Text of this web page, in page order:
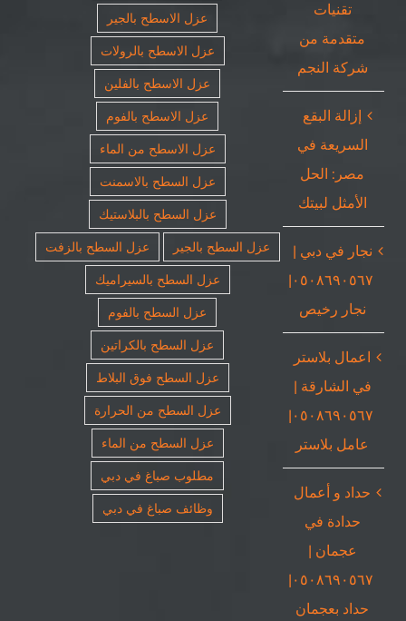
تقنيات
متقدمة من
شركة النجم
إزالة البقع
السريعة في
مصر: الحل
الأمثل لبيتك
نجار في دبي |
٠٥٠٨٦٩٠٥٦٧|
نجار رخيص
اعمال بلاستر
في الشارقة |
٠٥٠٨٦٩٠٥٦٧|
عامل بلاستر
حداد و أعمال
حدادة في
عجمان |
٠٥٠٨٦٩٠٥٦٧|
حداد بعجمان
عزل الاسطح بالجير
عزل الاسطح بالرولات
عزل الاسطح بالفلين
عزل الاسطح بالفوم
عزل الاسطح من الماء
عزل السطح بالاسمنت
عزل السطح بالبلاستيك
عزل السطح بالجير
عزل السطح بالزفت
عزل السطح بالسيراميك
عزل السطح بالفوم
عزل السطح بالكراتين
عزل السطح فوق البلاط
عزل السطح من الحرارة
عزل السطح من الماء
مطلوب صباغ في دبي
وظائف صباغ في دبي